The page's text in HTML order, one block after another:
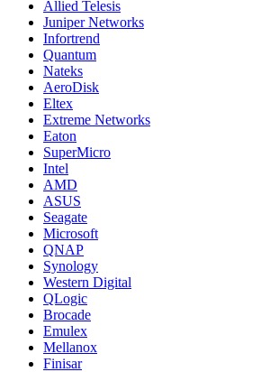
Allied Telesis
Juniper Networks
Infortrend
Quantum
Nateks
AeroDisk
Eltex
Extreme Networks
Eaton
SuperMicro
Intel
AMD
ASUS
Seagate
Microsoft
QNAP
Synology
Western Digital
QLogic
Brocade
Emulex
Mellanox
Finisar